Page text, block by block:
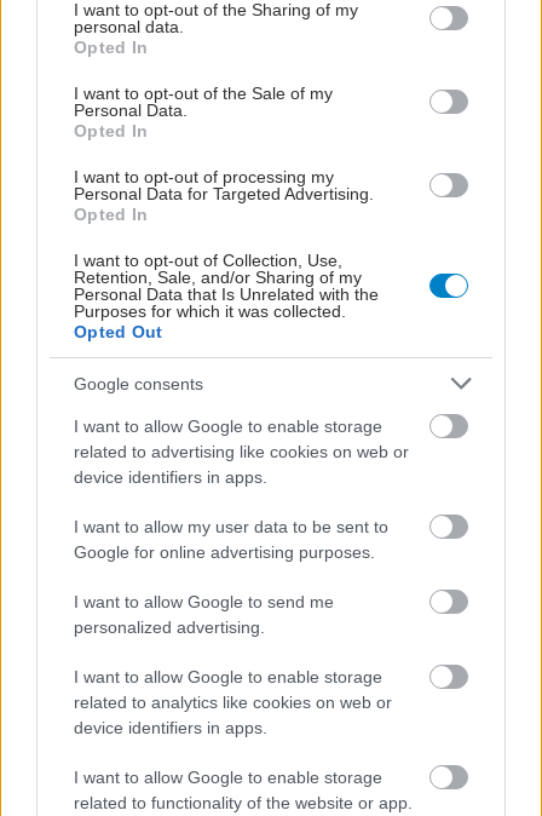
not limited to your visit or usage behaviour. You may click to
grant or deny consent to Google and its third-party tags to
use your data for below specified purposes in below Google
consent section.
I want to opt-out of the Sharing of my
personal data.
Opted In
I want to opt-out of the Sale of my
Personal Data.
Opted In
I want to opt-out of processing my
Personal Data for Targeted Advertising.
Opted In
I want to opt-out of Collection, Use,
Retention, Sale, and/or Sharing of my
Personal Data that Is Unrelated with the
Purposes for which it was collected.
Opted Out
Google consents
I want to allow Google to enable storage
related to advertising like cookies on web or
device identifiers in apps.
I want to allow my user data to be sent to
Google for online advertising purposes.
I want to allow Google to send me
personalized advertising.
I want to allow Google to enable storage
related to analytics like cookies on web or
device identifiers in apps.
I want to allow Google to enable storage
related to functionality of the website or app.
ανακοίνωση του ΠΓΝΙ
Μεταμόσχευση
μεταστατικό καρκίνο
ΔΕΙΤΕ ΕΠΙΣΗΣ